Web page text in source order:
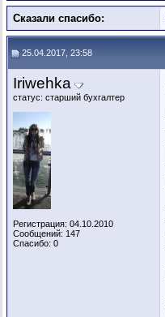
Сказали спасибо:
25.04.2017, 23:58
Iriwehka
статус: старший бухгалтер
Регистрация: 04.10.2010
Сообщений: 147
Спасибо: 0